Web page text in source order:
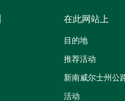
在此网站上
目的地
推荐活动
新南威尔士州公
活动